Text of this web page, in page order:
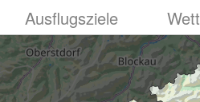
Ausflugsziele